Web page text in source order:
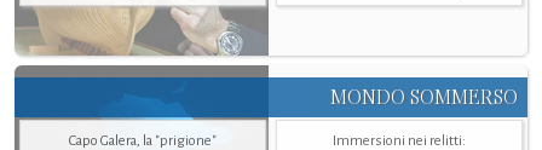
MONDO SOMMERSO
Capo Galera, la "prigione"
Immersioni nei relitti: